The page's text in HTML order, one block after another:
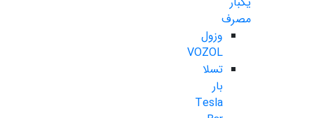
مصرف
وزول
VOZOL
تسلا
بار
Tesla